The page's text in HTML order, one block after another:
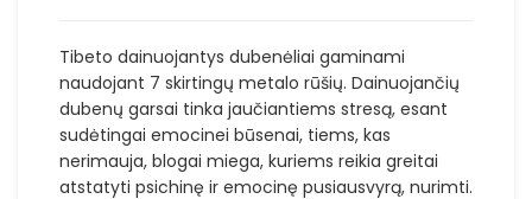
Tibeto dainuojantys dubenėliai gaminami
naudojant 7 skirtingų metalo rūšių. Dainuojančių
dubenų garsai tinka jaučiantiems stresą, esant
sudėtingai emocinei būsenai, tiems, kas
nerimauja, blogai miega, kuriems reikia greitai
atstatyti psichinę ir emocinę pusiausvyrą, nurimti.